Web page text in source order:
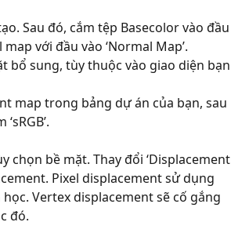
Sau đó, cắm tệp Basecolor vào đầu
với đầu vào ‘Normal Map’.
bổ sung, tùy thuộc vào giao diện bạn
map trong bảng dự án của bạn, sau
chọn bề mặt. Thay đổi ‘Displacement
Pixel displacement sử dụng
Vertex displacement sẽ cố gắng
đó.